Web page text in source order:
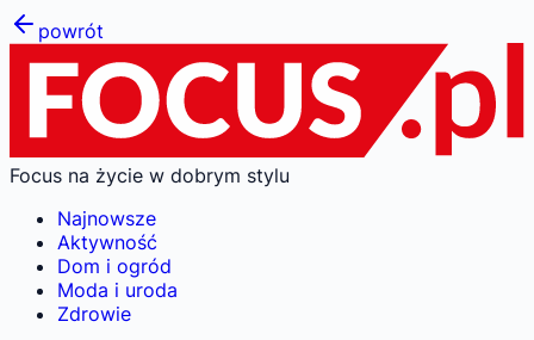
powrót
Focus na życie w dobrym stylu
Najnowsze
Aktywność
Dom i ogród
Moda i uroda
Zdrowie